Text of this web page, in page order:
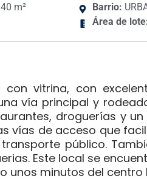
40 m²
Barrio:
Área de
con vitrina, con
vía principal y
droguerías y
vías de acceso que
público.
Este local se
unos minutos del centro